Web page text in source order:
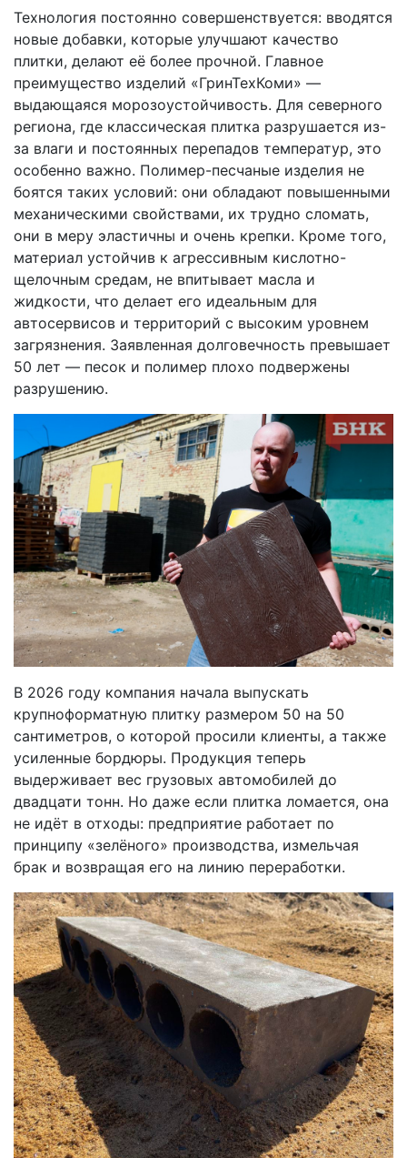
Технология постоянно совершенствуется: вводятся
новые добавки, которые улучшают качество
плитки, делают её более прочной. Главное
преимущество изделий «ГринТехКоми» —
выдающаяся морозоустойчивость. Для северного
региона, где классическая плитка разрушается из-
за влаги и постоянных перепадов температур, это
особенно важно. Полимер-песчаные изделия не
боятся таких условий: они обладают повышенными
механическими свойствами, их трудно сломать,
они в меру эластичны и очень крепки. Кроме того,
материал устойчив к агрессивным кислотно-
щелочным средам, не впитывает масла и
жидкости, что делает его идеальным для
автосервисов и территорий с высоким уровнем
загрязнения. Заявленная долговечность превышает
50 лет — песок и полимер плохо подвержены
разрушению.
В 2026 году компания начала выпускать
крупноформатную плитку размером 50 на 50
сантиметров, о которой просили клиенты, а также
усиленные бордюры. Продукция теперь
выдерживает вес грузовых автомобилей до
двадцати тонн. Но даже если плитка ломается, она
не идёт в отходы: предприятие работает по
принципу «зелёного» производства, измельчая
брак и возвращая его на линию переработки.